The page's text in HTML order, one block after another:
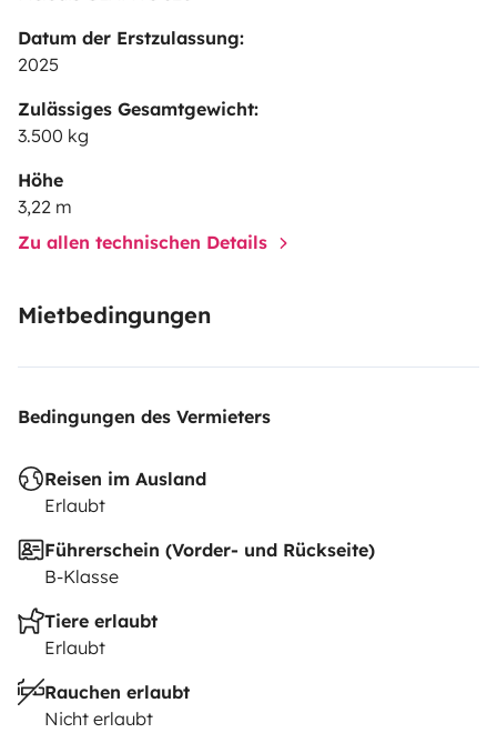
Datum der Erstzulassung:
2025
Zulässiges Gesamtgewicht:
3.500 kg
Höhe
3,22 m
Zu allen technischen Details
Mietbedingungen
Bedingungen des Vermieters
Reisen im Ausland
Erlaubt
Führerschein (Vorder- und Rückseite)
B-Klasse
Tiere erlaubt
Erlaubt
Rauchen erlaubt
Nicht erlaubt